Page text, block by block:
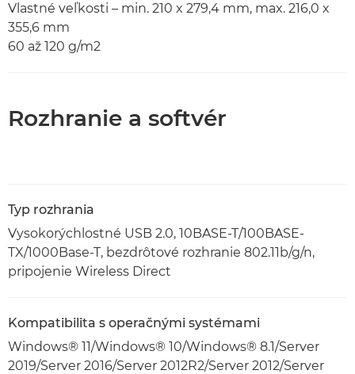
Vlastné veľkosti – min. 210 x 279,4 mm, max. 216,0 x
355,6 mm
60 až 120 g/m2
Rozhranie a softvér
Typ rozhrania
Vysokorýchlostné USB 2.0, 10BASE-T/100BASE-
TX/1000Base-T, bezdrôtové rozhranie 802.11b/g/n,
pripojenie Wireless Direct
Kompatibilita s operačnými systémami
Windows® 11/Windows® 10/Windows® 8.1/Server
2019/Server 2016/Server 2012R2/Server 2012/Server